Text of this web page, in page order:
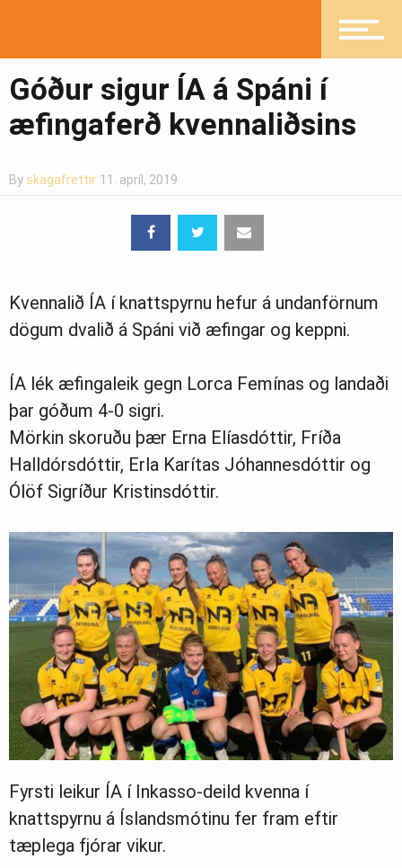
Heilsueflandi samfélag
Pistlar
Góður sigur ÍA á Spáni í
æfingaferð kvennaliðsins
By skagafrettir 11. apríl, 2019
Kvennalið ÍA í knattspyrnu hefur á undanförnum
dögum dvalið á Spáni við æfingar og keppni.
ÍA lék æfingaleik gegn Lorca Femínas og landaði
þar góðum 4-0 sigri.
Mörkin skoruðu þær Erna Elíasdóttir, Fríða
Halldórsdóttir, Erla Karítas Jóhannesdóttir og
Ólöf Sigríður Kristinsdóttir.
Fyrsti leikur ÍA í Inkasso-deild kvenna í
knattspyrnu á Íslandsmótinu fer fram eftir
tæplega fjórar vikur.